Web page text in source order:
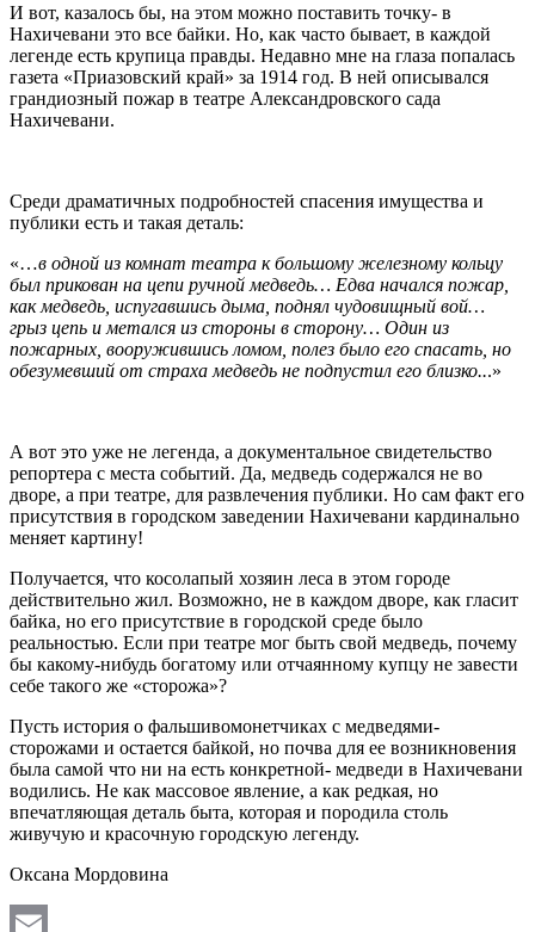
И вот, казалось бы, на этом можно поставить точку- в
Нахичевани это все байки. Но, как часто бывает, в каждой
легенде есть крупица правды. Недавно мне на глаза попалась
газета «Приазовский край» за 1914 год. В ней описывался
грандиозный пожар в театре Александровского сада
Нахичевани.
Среди драматичных подробностей спасения имущества и
публики есть и такая деталь:
«…в одной из комнат театра к большому железному кольцу
был прикован на цепи ручной медведь… Едва начался пожар,
как медведь, испугавшись дыма, поднял чудовищный вой…
грыз цепь и метался из стороны в сторону… Один из
пожарных, вооружившись ломом, полез было его спасать, но
обезумевший от страха медведь не подпустил его близко...»
А вот это уже не легенда, а документальное свидетельство
репортера с места событий. Да, медведь содержался не во
дворе, а при театре, для развлечения публики. Но сам факт его
присутствия в городском заведении Нахичевани кардинально
меняет картину!
Получается, что косолапый хозяин леса в этом городе
действительно жил. Возможно, не в каждом дворе, как гласит
байка, но его присутствие в городской среде было
реальностью. Если при театре мог быть свой медведь, почему
бы какому-нибудь богатому или отчаянному купцу не завести
себе такого же «сторожа»?
Пусть история о фальшивомонетчиках с медведями-
сторожами и остается байкой, но почва для ее возникновения
была самой что ни на есть конкретной- медведи в Нахичевани
водились. Не как массовое явление, а как редкая, но
впечатляющая деталь быта, которая и породила столь
живучую и красочную городскую легенду.
Оксана Мордовина